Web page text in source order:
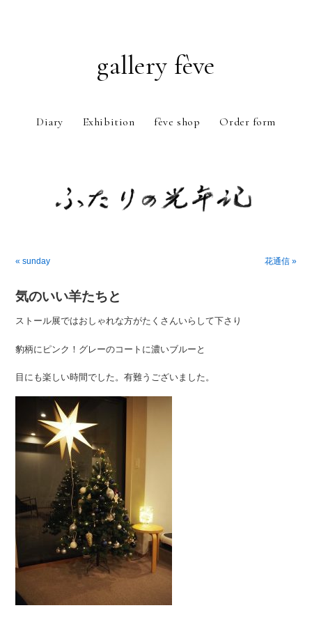
gallery fève
Diary Exhibition fève shop Order form
« sunday
花通信 »
気のいい羊たちと
ストール展ではおしゃれな方がたくさんいらして下さり
豹柄にピンク！グレーのコートに濃いブルーと
目にも楽しい時間でした。有難うございました。